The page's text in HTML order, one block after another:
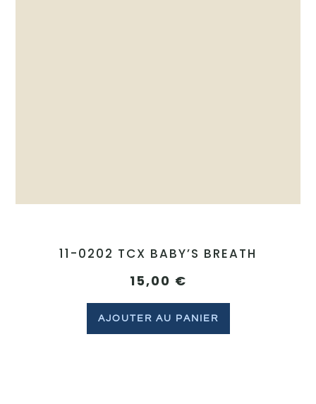
11-0202 TCX BABY’S BREATH
15,00 €
AJOUTER AU PANIER